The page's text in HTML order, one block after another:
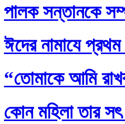
পালক সন্তানকে
ঈদের নামাযে
“তোমাকে আমি
কোন মহিলা তার